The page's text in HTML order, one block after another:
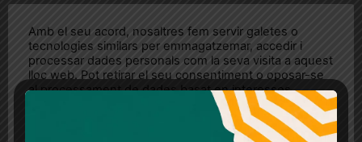
Amb el seu acord, nosaltres fem servir galetes o
tecnologies similars per emmagatzemar, accedir i
processar dades personals com la seva visita a aquest
lloc web. Pot retirar el seu consentiment o oposar-se
al processament de dades basat en interessos
legítims en qualsevol moment fent clic a "Ajustos de
cookies" o a la nostra Política de privacitat en aquest
lloc web. Si cliques "acceptar" dones el teu